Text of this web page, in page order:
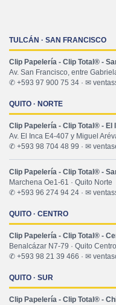
TULCÁN · SAN FRANCISCO
Clip Papelería - Clip Total® -
Av. San Francisco, entre
✆ +593 97 900 75 34 · ✉
QUITO · NORTE
Clip Papelería - Clip Total® - El
Av. El Inca E4-407 y Miguel
✆ +593 98 704 48 99 · ✉
Clip Papelería - Clip Total® -
Marchena Oe1-61 · Quito Norte
✆ +593 96 274 94 24 · ✉
QUITO · CENTRO
Clip Papelería - Clip Total® -
Benalcázar N7-79 · Quito Centro
✆ +593 98 21 39 466 · ✉
QUITO · SUR
Clip Papelería - Clip Total® -